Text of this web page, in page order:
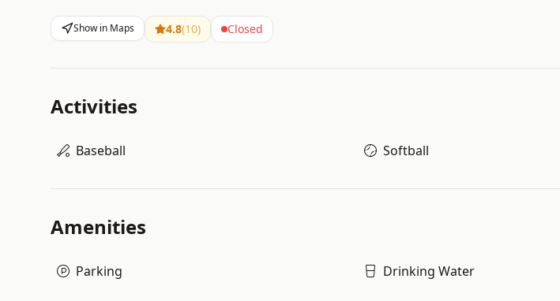
Show in Maps 4.8(10) Closed
Activities
Baseball Softball
Amenities
Parking Drinking Water